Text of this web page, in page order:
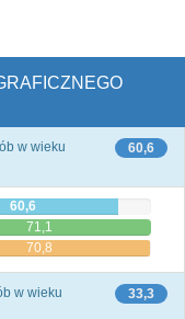
60,6
w wieku
60,6
71,1
70,8
33,3
w wieku